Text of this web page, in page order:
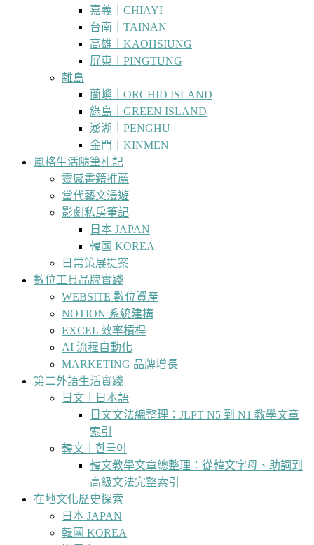
嘉義｜CHIAYI
台南｜TAINAN
高雄｜KAOHSIUNG
屏東｜PINGTUNG
離島
蘭嶼｜ORCHID ISLAND
綠島｜GREEN ISLAND
澎湖｜PENGHU
金門｜KINMEN
風格生活隨筆札記
靈感書籍推薦
當代藝文漫遊
影劇私房筆記
日本 JAPAN
韓國 KOREA
日常策展提案
數位工具品牌實踐
WEBSITE 數位資產
NOTION 系統建構
EXCEL 效率槓桿
AI 流程自動化
MARKETING 品牌增長
第二外語生活實踐
日文｜日本語
日文文法總整理：JLPT N5 到 N1 教學文章
索引
韓文｜한국어
韓文教學文章總整理：從韓文字母、助詞到
高級文法完整索引
在地文化歷史探索
日本 JAPAN
韓國 KOREA